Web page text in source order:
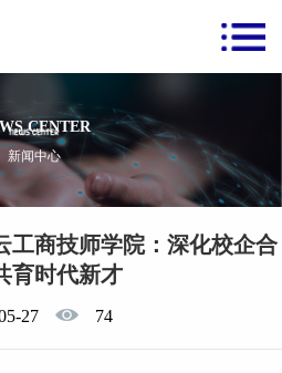
CENTER
新闻中心
工商技师学院：深化校企合
育时代新才
27 74